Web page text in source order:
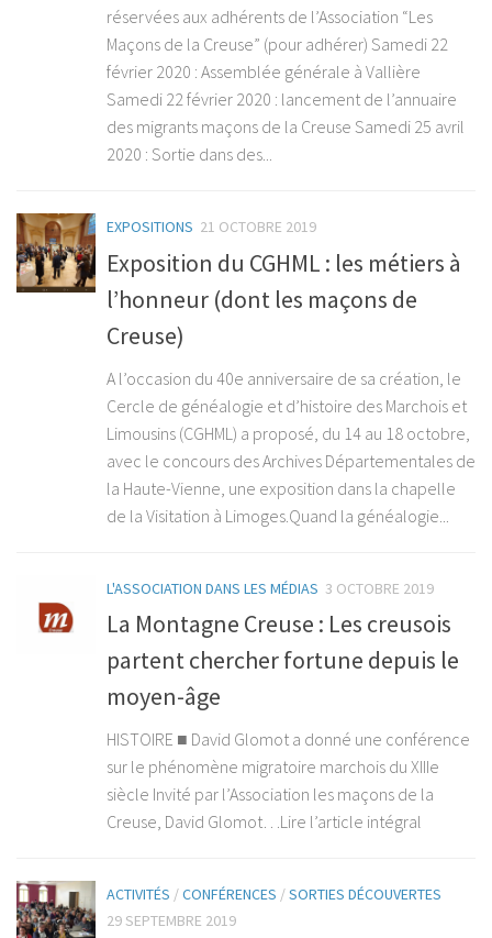
réservées aux adhérents de l’Association “Les
Maçons de la Creuse” (pour adhérer) Samedi 22
février 2020 : Assemblée générale à Vallière
Samedi 22 février 2020 : lancement de l’annuaire
des migrants maçons de la Creuse Samedi 25 avril
2020 : Sortie dans des...
EXPOSITIONS 21 OCTOBRE 2019
Exposition du CGHML : les métiers à
l’honneur (dont les maçons de
Creuse)
A l’occasion du 40e anniversaire de sa création, le
Cercle de généalogie et d’histoire des Marchois et
Limousins (CGHML) a proposé, du 14 au 18 octobre,
avec le concours des Archives Départementales de
la Haute-Vienne, une exposition dans la chapelle
de la Visitation à Limoges.Quand la généalogie...
L'ASSOCIATION DANS LES MÉDIAS 3 OCTOBRE 2019
La Montagne Creuse : Les creusois
partent chercher fortune depuis le
moyen-âge
HISTOIRE ■ David Glomot a donné une conférence
sur le phénomène migratoire marchois du XIIIe
siècle Invité par l’Association les maçons de la
Creuse, David Glomot…Lire l’article intégral
ACTIVITÉS /CONFÉRENCES /SORTIES DÉCOUVERTES
29 SEPTEMBRE 2019